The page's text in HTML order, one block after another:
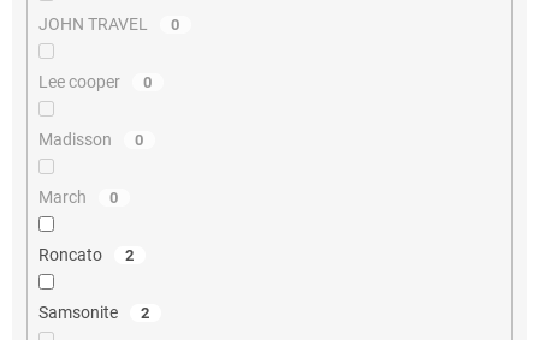
JOHN TRAVEL 0
Lee cooper 0
Madisson 0
March 0
Roncato 2
Samsonite 2